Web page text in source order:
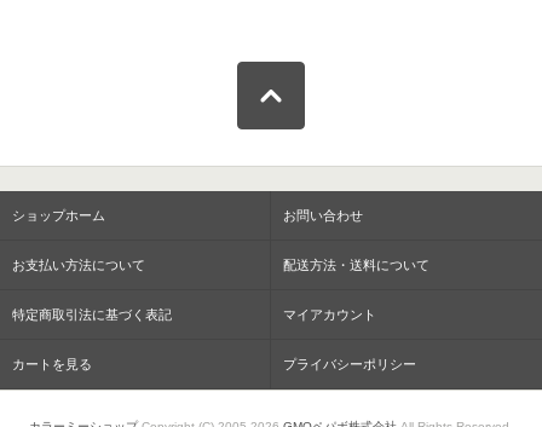
ショップホーム お問い合わせ
お支払い方法について 配送方法・送料について
特定商取引法に基づく表記 マイアカウント
カートを見る プライバシーポリシー